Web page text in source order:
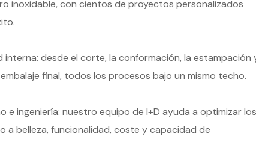
inoxidable, con cientos de proyectos personalizados
interna: desde el corte, la conformación, la estampación
final, todos los procesos bajo un mismo techo.
e ingeniería: nuestro equipo de I+D ayuda a optimizar los
a belleza, funcionalidad, coste y capacidad de